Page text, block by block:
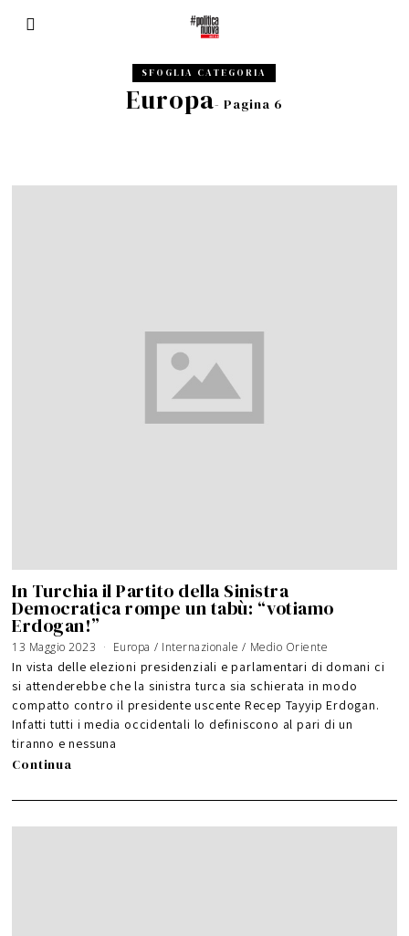
SFOGLIA CATEGORIA
Europa- Pagina 6
In Turchia il Partito della Sinistra
Democratica rompe un tabù: “votiamo
Erdogan!”
13 Maggio 2023 Europa / Internazionale / Medio Oriente
In vista delle elezioni presidenziali e parlamentari di domani ci
si attenderebbe che la sinistra turca sia schierata in modo
compatto contro il presidente uscente Recep Tayyip Erdogan.
Infatti tutti i media occidentali lo definiscono al pari di un
tiranno e nessuna
Continua